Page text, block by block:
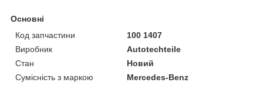
Основні
Код запчастини
100 1407
Виробник
Autotechteile
Стан
Новий
Сумісність з маркою
Mercedes-Benz